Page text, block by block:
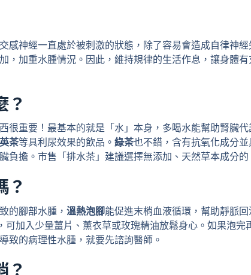
感神經一直處於被刺激的狀態，除了容易會造成自律神
，加重水腫情況。因此，維持規律的生活作息，讓身體
？
很重要！最基本的就是「水」本身，多喝水能幫助腎臟
茶等具利尿效果的飲品。 綠茶也不錯，含有抗氧化成分
負擔。市售「排水茶」建議選擇無添加、天然草本成分的
？
的腳部水腫， 溫熱泡腳能促進末梢血液循環，幫助靜脈
加入少量薑片、薰衣草或玫瑰精油放鬆身心。如果泡完
致的病理性水腫，就要先諮詢醫師。
？